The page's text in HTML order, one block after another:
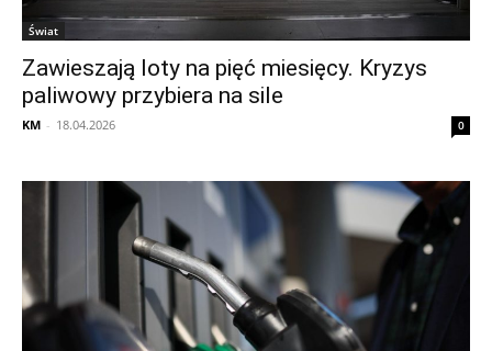
Świat
Zawieszają loty na pięć miesięcy. Kryzys
paliwowy przybiera na sile
KM - 18.04.2026 0